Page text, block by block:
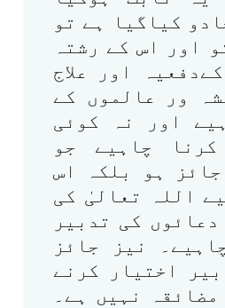
کیاگیا ہے تو
اور اس کے رشتہ
اور علاج
ور عالموں کے
اور نہ کوئی
کرنا چاہیے جو
ہو بلکہ اس
اللہ تعالیٰ کی
کی تدبیر
نیز جائز
اختیار کرنے
نہیں ہے۔